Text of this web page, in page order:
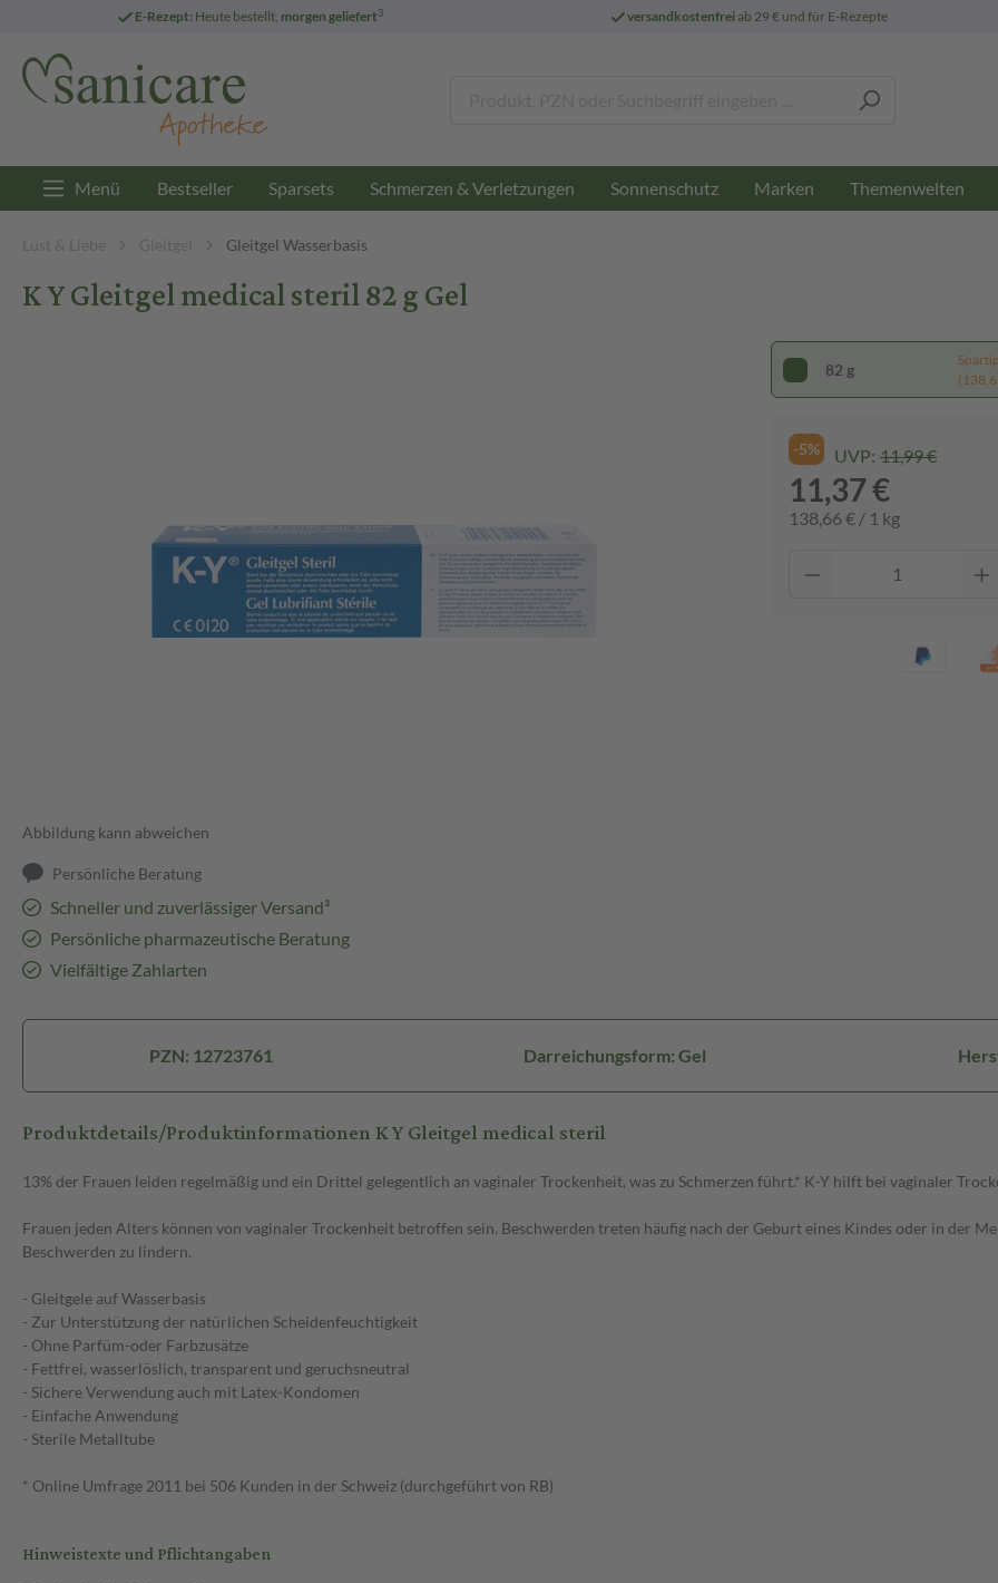
E-Rezept: Heute bestellt, morgen geliefert3 versandkostenfreiab 29 € und für E-Rezepte
Menü Bestseller Sparsets Schmerzen & Verletzungen Sonnenschutz Marken Themenwelten
Lust & Liebe Gleitgel Gleitgel Wasserbasis
K Y Gleitgel medical steril 82 g Gel
Abbildung kann abweichen
Persönliche Beratung
Schneller und zuverlässiger Versand³
Persönliche pharmazeutische Beratung
Vielfältige Zahlarten
82 g
-5% UVP: 11,99 €
11,37 €
138,66 € / 1 kg
PZN: 12723761 Darreichungsform: Gel
Produktdetails/Produktinformationen K Y Gleitgel medical steril
13% der Frauen leiden regelmäßig und ein Drittel gelegentlich an vaginaler Trockenheit, was zu Schmerzen führt.* K-Y hilft bei vaginaler
Frauen jeden Alters können von vaginaler Trockenheit betroffen sein. Beschwerden treten häufig nach der Geburt eines Kindes oder in der
Beschwerden zu lindern.
- Gleitgele auf Wasserbasis
- Zur Unterstützung der natürlichen Scheidenfeuchtigkeit
- Ohne Parfüm-oder Farbzusätze
- Fettfrei, wasserlöslich, transparent und geruchsneutral
- Sichere Verwendung auch mit Latex-Kondomen
- Einfache Anwendung
- Sterile Metalltube
* Online Umfrage 2011 bei 506 Kunden in der Schweiz (durchgeführt von RB)
Hinweistexte und Pflichtangaben